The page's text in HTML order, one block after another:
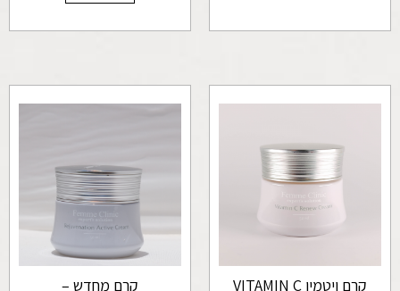
קרם ויטמין VITAMIN C
קרם מחדש –